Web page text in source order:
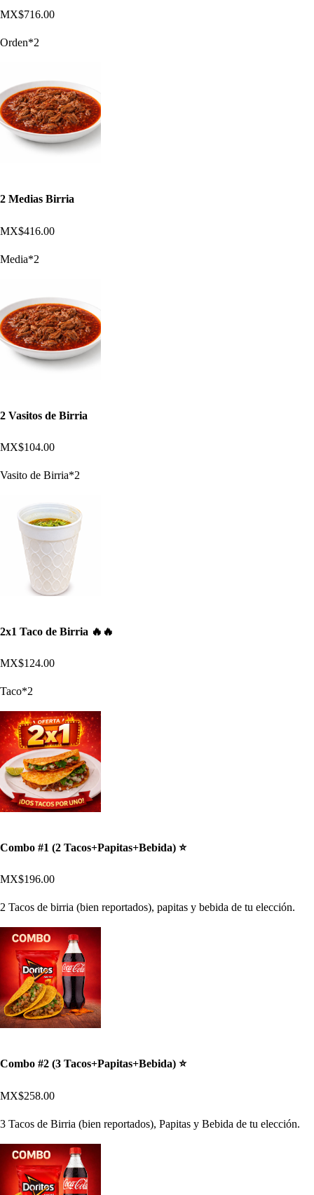
MX$716.00
Orden*2
2 Medias Birria
MX$416.00
Media*2
2 Vasitos de Birria
MX$104.00
Vasito de Birria*2
2x1 Taco de Birria 🔥​🔥​
MX$124.00
Taco*2
Combo #1 (2 Tacos+Papitas+Bebida) ⭐​
MX$196.00
2 Tacos de birria (bien reportados), papitas y bebida de tu elección.
Combo #2 (3 Tacos+Papitas+Bebida) ⭐​
MX$258.00
3 Tacos de Birria (bien reportados), Papitas y Bebida de tu elección.